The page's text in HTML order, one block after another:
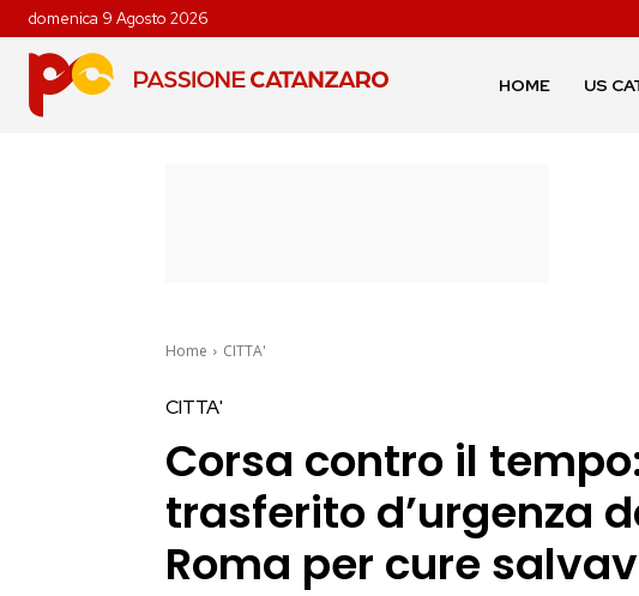
domenica 9 Agosto 2026
HOME US
Home CITTA'
CITTA'
Corsa contro il
trasferito d’urgenza
Roma per cure